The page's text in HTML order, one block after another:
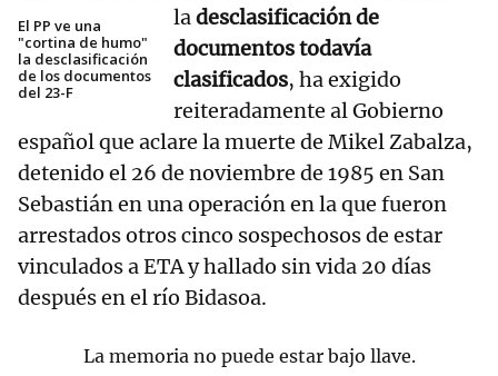
El PP ve una
"cortina de humo"
la desclasificación
de los documentos
del 23-F
ladesclasificación de
documentos todavía
clasificados, ha exigido
reiteradamente al Gobierno
español que aclare la muerte de Mikel Zabalza,
detenido el 26 de noviembre de 1985 en San
Sebastián en una operación en la que fueron
arrestados otros cinco sospechosos de estar
vinculados a ETA y hallado sin vida 20 días
después en el río Bidasoa.
La memoria no puede estar bajo llave.